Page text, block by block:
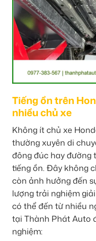
Tiếng ồn trên
nhiều chủ xe
Không ít chủ xe
thường xuyên di
đông đúc hay đường
tiếng ồn. Đây không
còn ảnh hưởng đến
lượng trải nghiệm
có thể đến từ nhiều
tại Thành Phát Auto
nghiệm: